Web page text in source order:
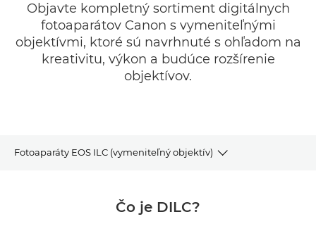
Objavte kompletný sortiment digitálnych
fotoaparátov Canon s vymeniteľnými
objektívmi, ktoré sú navrhnuté s ohľadom na
kreativitu, výkon a budúce rozšírenie
objektívov.
Fotoaparáty EOS ILC (vymeniteľný objektív)
Čo je DILC?